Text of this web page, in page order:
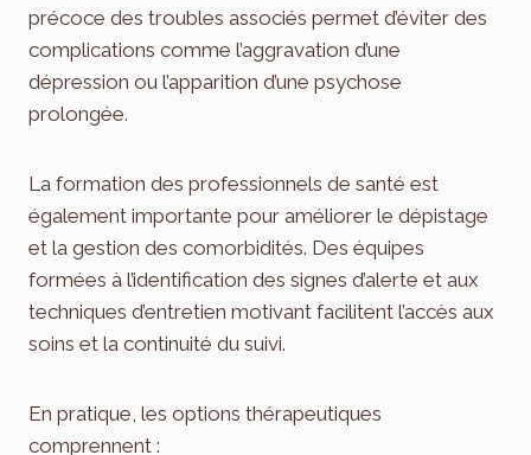
précoce des troubles associés permet d’éviter des
complications comme l’aggravation d’une
dépression ou l’apparition d’une psychose
prolongée.
La formation des professionnels de santé est
également importante pour améliorer le dépistage
et la gestion des comorbidités. Des équipes
formées à l’identification des signes d’alerte et aux
techniques d’entretien motivant facilitent l’accès aux
soins et la continuité du suivi.
En pratique, les options thérapeutiques
comprennent :